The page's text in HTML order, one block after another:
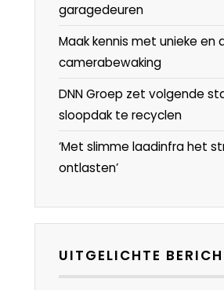
garagedeuren
Maak kennis met unieke en
camerabewaking
DNN Groep zet volgende
sloopdak te recyclen
‘Met slimme laadinfra het
ontlasten’
UITGELICHTE